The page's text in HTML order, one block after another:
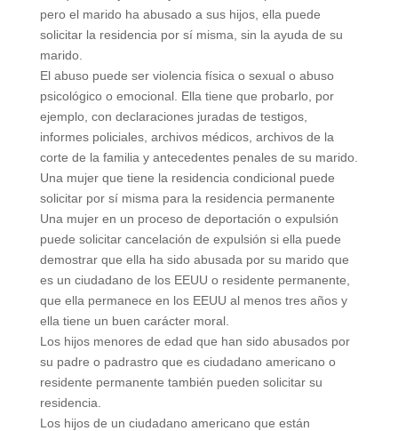
pero el marido ha abusado a sus hijos, ella puede
solicitar la residencia por sí misma, sin la ayuda de su
marido.
El abuso puede ser violencia física o sexual o abuso
psicológico o emocional. Ella tiene que probarlo, por
ejemplo, con declaraciones juradas de testigos,
informes policiales, archivos médicos, archivos de la
corte de la familia y antecedentes penales de su marido.
Una mujer que tiene la residencia condicional puede
solicitar por sí misma para la residencia permanente
Una mujer en un proceso de deportación o expulsión
puede solicitar cancelación de expulsión si ella puede
demostrar que ella ha sido abusada por su marido que
es un ciudadano de los EEUU o residente permanente,
que ella permanece en los EEUU al menos tres años y
ella tiene un buen carácter moral.
Los hijos menores de edad que han sido abusados por
su padre o padrastro que es ciudadano americano o
residente permanente también pueden solicitar su
residencia.
Los hijos de un ciudadano americano que están